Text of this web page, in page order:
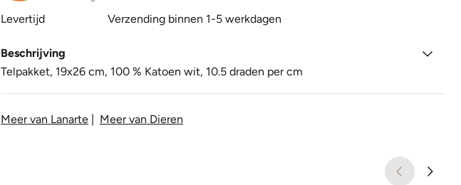
Levertijd Verzending binnen 1-5 werkdagen
Beschrijving
Telpakket, 19x26 cm, 100 % Katoen wit, 10.5 draden per cm
Meer van Lanarte| Meer van Dieren